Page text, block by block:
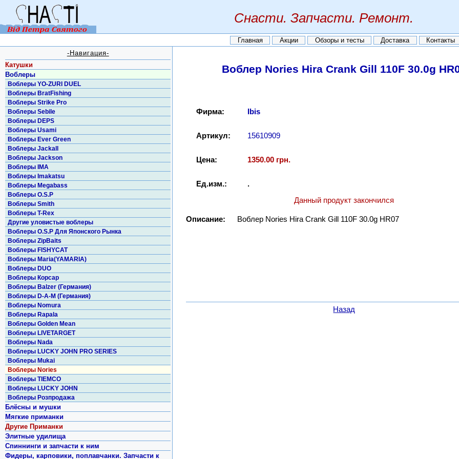
Снасти. Запчасти. Ремонт.
Главная Акции Обзоры и тесты Доставка Контакты
Воблер Nories Hira Crank Gill 110F 30.0g
Фирма: Ibis
Артикул: 15610909
Цена: 1350.00 грн.
Ед.изм.:
.
Данный продукт закончился
Описание: Воблер Nories Hira Crank Gill 110F 30.0g HR07
Назад
-Навигация-
Катушки
Воблеры
Воблеры YO-ZURI DUEL
Воблеры BratFishing
Воблеры Strike Pro
Воблеры Sebile
Воблеры DEPS
Воблеры Usami
Воблеры Ever Green
Воблеры Jackall
Воблеры Jackson
Воблеры IMA
Воблеры Imakatsu
Воблеры Megabass
Воблеры O.S.P
Воблеры Smith
Воблеры T-Rex
Другие уловистые воблеры
Воблеры O.S.P Для Японского Рынка
Воблеры ZipBaits
Воблеры FISHYCAT
Воблеры Maria(YAMARIA)
Воблеры DUO
Воблеры Корсар
Воблеры Balzer (Германия)
Воблеры D-A-M (Германия)
Воблеры Nomura
Воблеры Rapala
Воблеры Golden Mean
Воблеры LIVETARGET
Воблеры Nada
Воблеры LUCKY JOHN PRO SERIES
Воблеры Mukai
Воблеры Nories
Воблеры TIEMCO
Воблеры LUCKY JOHN
Воблеры Розпродажа
Блёсны и мушки
Мягкие приманки
Другие Приманки
Элитные удилища
Спиннинги и запчасти к ним
Фидеры, карповики, поплавчанки. Запчасти к